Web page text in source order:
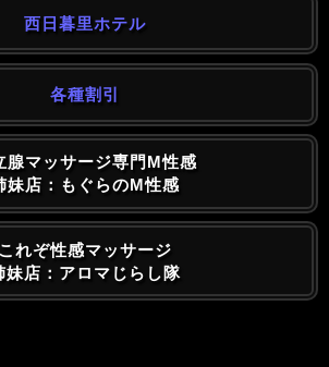
西日暮里ホテル
各種割引
腺マッサージ専門M性感
妹店：もぐらのM性感
これぞ性感マッサージ
妹店：アロマじらし隊